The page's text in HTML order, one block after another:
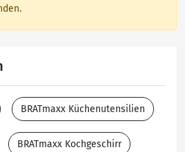
BRATmaxx Küchenutensilien
BRATmaxx Kochgeschirr